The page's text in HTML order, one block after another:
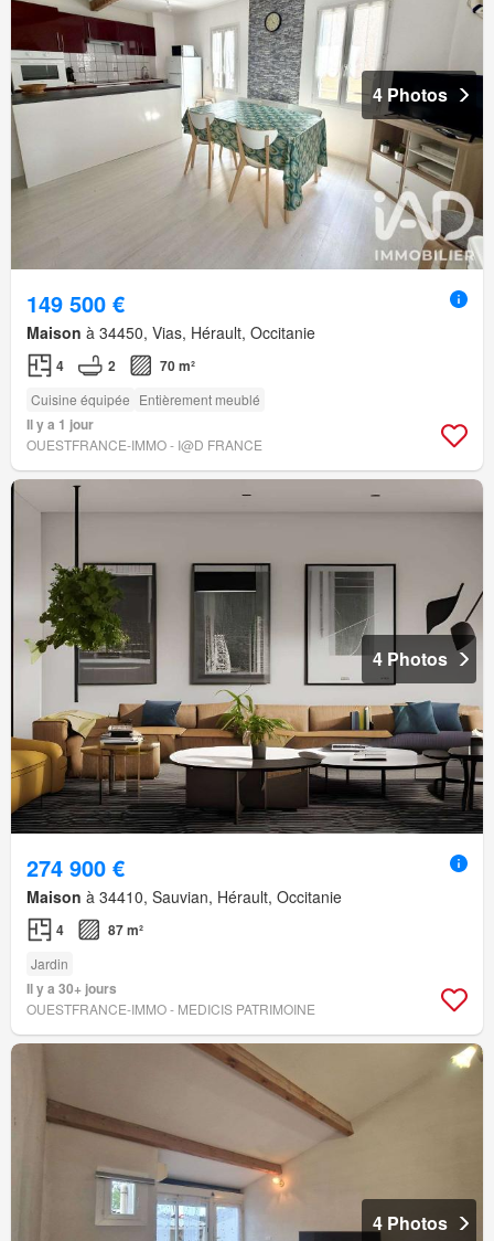
4 Photos
149 500 €
Maison à 34450, Vias, Hérault, Occitanie
4 2 70 m²
Cuisine équipée Entièrement meublé
Il y a 1 jour
OUESTFRANCE-IMMO - I@D FRANCE
4 Photos
274 900 €
Maison à 34410, Sauvian, Hérault, Occitanie
4 87 m²
Jardin
Il y a 30+ jours
OUESTFRANCE-IMMO - MEDICIS PATRIMOINE
4 Photos